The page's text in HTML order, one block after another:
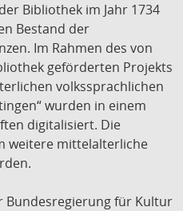
Bibliothek im Jahr 1734
Bestand der
Im Rahmen des von
geförderten Projekts
volkssprachlichen
wurden in einem
digitalisiert. Die
weitere mittelalterliche
Bundesregierung für Kultur